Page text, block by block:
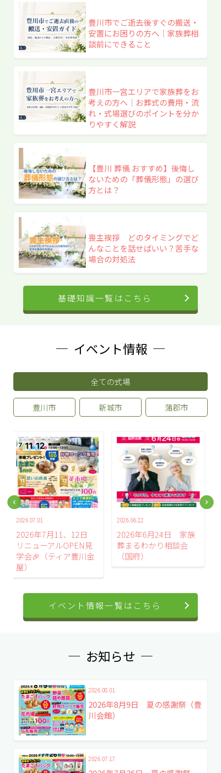
豊川市でご逝去後すぐの搬送・
安置にお困りの方へ｜家族葬相
談前にできること
豊川市一宮エリアで家族葬をお
考えの方へ｜お葬式の費用・流
れ・式場選びのポイントを分か
りやすく解説
【豊川 葬儀 おすすめ】後悔し
ないための「葬儀形態」の選び
方とは？
喪主挨拶 どのタイミングでど
んなことを話せばいい？苦手な
場合の対処法
基礎知識一覧はこちら
イベント情報
全ての式場
豊川市 新城市 蒲郡市
2026.06.22
2026年6月24日 家族
葬まるわかり相談会
（国府）
2026.06.15
2026年6月21日 花市場
&家族葬相談会（金屋
ホール）
2026.06.22
2026年6月24日 家族
葬まるわかり相談会
（国府）
2026年6月21日 花市場
&家族葬相談会（金屋
2025.05.26
2025年6月8日 人形供
養祭&お楽しみ抽選会
2024年12月16日 花市
場&事前葬儀相談会
2024.08.30
2024年9月予定 家族
葬の見学相談会
2024年8月11日 花市場
&事前葬儀相談会（蒲
イベント情報一覧はこちら
お知らせ
2026.08.01
2026年8月9日 夏の感謝祭（豊
川会館）
2026.07.17